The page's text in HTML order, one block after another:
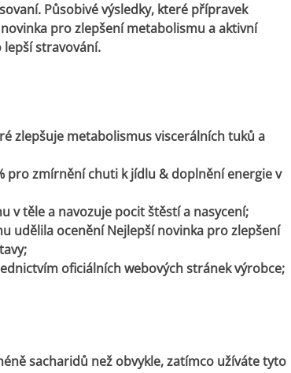
Působivé výsledky, které přípravek
pro zlepšení metabolismu a aktivní
lepší stravování.
zlepšuje metabolismus viscerálních tuků a
pro zmírnění chuti k jídlu & doplnění energie v
v těle a navozuje pocit štěstí a nasycení;
udělila ocenění Nejlepší novinka pro zlepšení
oficiálních webových stránek výrobce;
sacharidů než obvykle, zatímco užíváte tyto